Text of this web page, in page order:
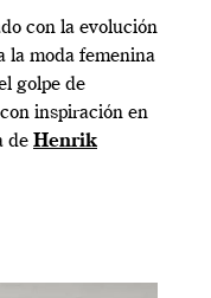
con la evolución
la moda femenina
golpe de
inspiración en
de Henrik